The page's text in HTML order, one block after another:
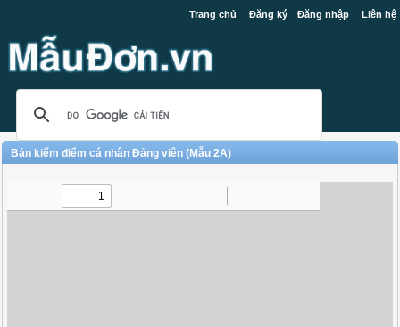
Trang chủ Đăng ký Đăng nhập Liên hệ
Bản kiểm điểm cá nhân Đảng viên (Mẫu 2A)